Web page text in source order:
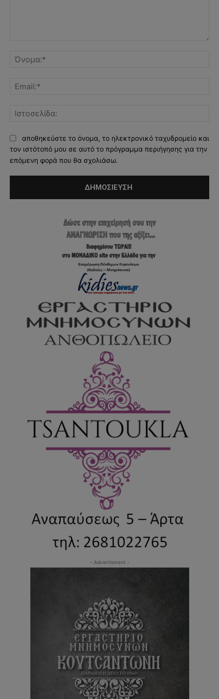
αποθηκεύστε το όνομα, το ηλεκτρονικό ταχυδρομείο και
τον ιστότοπό μου σε αυτό το πρόγραμμα περιήγησης για την
επόμενη φορά που θα σχολιάσω.
- Advertisment -